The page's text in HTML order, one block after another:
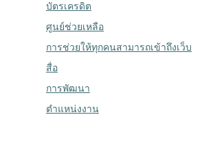
บัตรเครดิต
ศูนย์ช่วยเหลือ
การช่วยให้ทุกคนสามารถเข้าถึงเว็บ
สื่อ
การพัฒนา
ตำแหน่งงาน